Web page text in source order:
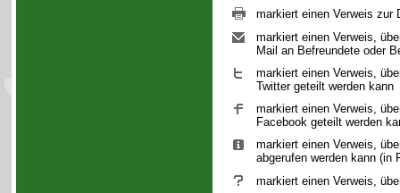
markiert einen Verweis zur
markiert einen Verweis,
Mail an Befreundete oder
markiert einen Verweis,
Twitter geteilt werden kann
markiert einen Verweis,
Facebook geteilt werden
markiert einen Verweis,
abgerufen werden kann (in
markiert einen Verweis,